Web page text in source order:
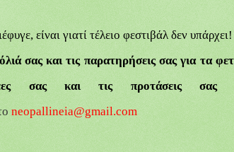
είναι γιατί τέλειο φεστιβάλ δεν
σας και τις παρατηρήσεις σας για τα
σας και τις προτάσεις σας
neopallineia@gmail.com